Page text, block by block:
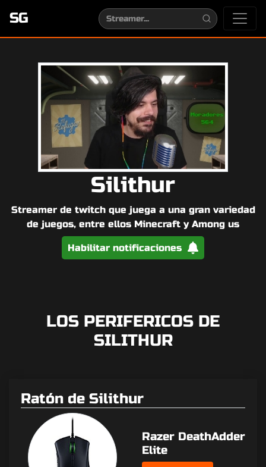
SG
Silithur
Streamer de twitch que juega a una gran variedad
de juegos, entre ellos Minecraft y Among us
Habilitar notificaciones
LOS PERIFERICOS DE
SILITHUR
Ratón de Silithur
Razer DeathAdder
Elite